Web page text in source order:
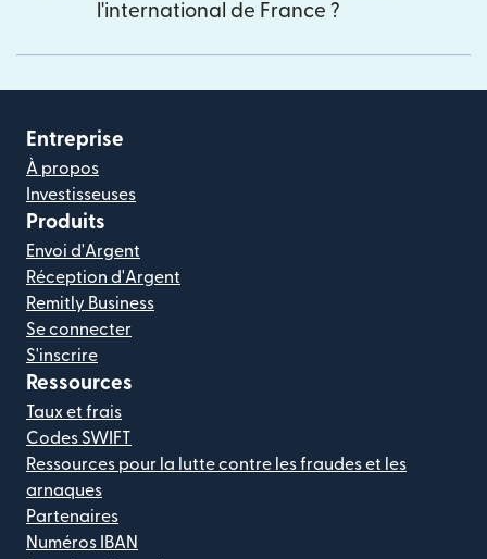
l'international de France ?
Entreprise
À propos
Investisseuses
Produits
Envoi d'Argent
Réception d'Argent
Remitly Business
Se connecter
S'inscrire
Ressources
Taux et frais
Codes SWIFT
Ressources pour la lutte contre les fraudes et les
arnaques
Partenaires
Numéros IBAN